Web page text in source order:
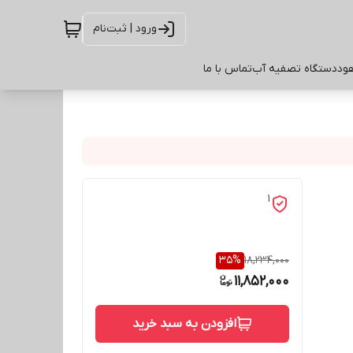
ورود | ثبت‌نام
دستگاه تصفیه آبتماس با ما
1
18,234,000
35%
11,852,000
افزودن به سبد خرید